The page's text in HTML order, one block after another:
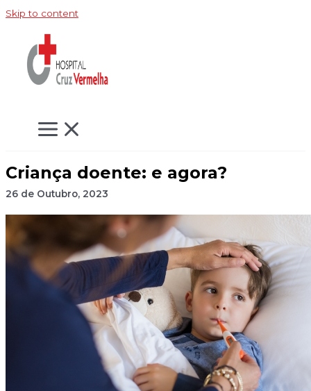
Skip to content
Criança doente: e agora?
26 de Outubro, 2023